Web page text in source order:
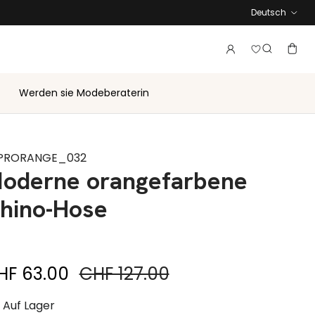
Deutsch
Konto Melden
Suche
Werden sie Modeberaterin
orangefarbene
Hose
Preis
63.00 Regulärer Preis
CHF 127.00
Auf Lager